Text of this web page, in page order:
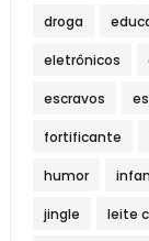
droga
eletrônicos
escravos
fortificante
humor
jingle leite